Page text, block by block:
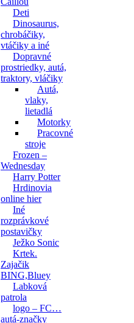
Deti
Dinosaurus,
chrobáčiky,
vtáčiky a iné
Dopravné
prostriedky, autá,
traktory, vláčiky
Autá,
vlaky,
lietadlá
Motorky
Pracovné
stroje
Frozen –
Wednesday
Harry Potter
Hrdinovia
online hier
Iné
rozprávkové
postavičky
Ježko Sonic
Krtek.
Zajačik
BING,Bluey
Labková
patrola
logo – FC…
autá-značky